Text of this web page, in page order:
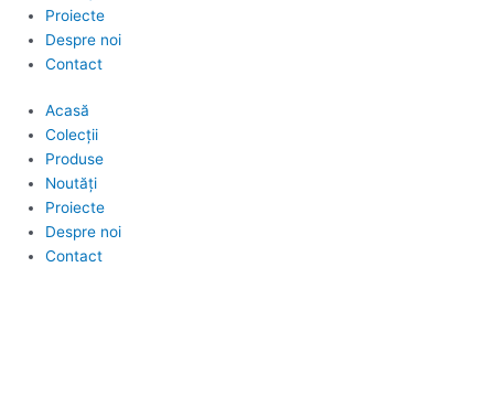
Proiecte
Despre noi
Contact
Acasă
Colecții
Produse
Noutăți
Proiecte
Despre noi
Contact